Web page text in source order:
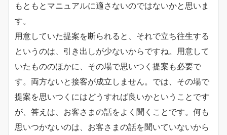
もともとマニュアルに適さないのではないかと思いま
す。
用意していた提案を断られると、それで立ち往生する
というのは、引き出しが少ないからですね。用意して
いたもののほかに、その場で思いつく提案も必要で
す。両方ないと接客が成立しません。では、その場で
提案を思いつくにはどうすれば良いかということです
が、答えは、お客さまの話をよく聞くことです。何も
思いつかないのは、お客さまの話を聞いていないから